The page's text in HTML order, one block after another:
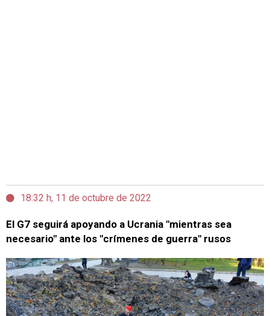
18:32 h, 11 de octubre de 2022
El G7 seguirá apoyando a Ucrania "mientras sea
necesario" ante los "crímenes de guerra" rusos